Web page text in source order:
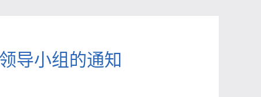
导小组的通知